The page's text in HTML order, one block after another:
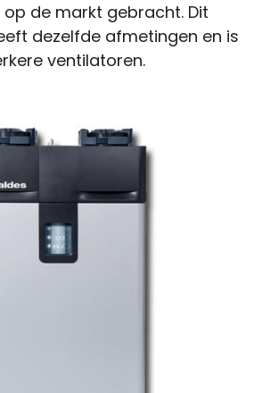
op de markt gebracht. Dit
dezelfde afmetingen en is
ventilatoren.